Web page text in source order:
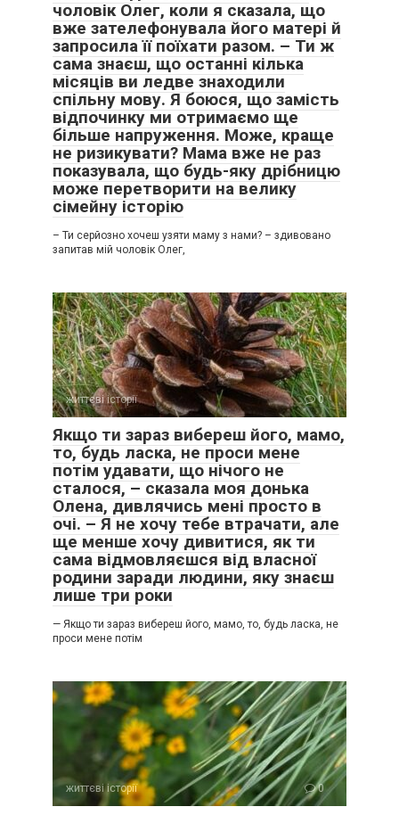
чоловік Олег, коли я сказала, що
вже зателефонувала його матері й
запросила її поїхати разом. – Ти ж
сама знаєш, що останні кілька
місяців ви ледве знаходили
спільну мову. Я боюся, що замість
відпочинку ми отримаємо ще
більше напруження. Може, краще
не ризикувати? Мама вже не раз
показувала, що будь-яку дрібницю
може перетворити на велику
сімейну історію
– Ти серйозно хочеш узяти маму з нами? – здивовано
запитав мій чоловік Олег,
життєві історії 0
Якщо ти зараз вибереш його, мамо,
то, будь ласка, не проси мене
потім удавати, що нічого не
сталося, – сказала моя донька
Олена, дивлячись мені просто в
очі. – Я не хочу тебе втрачати, але
ще менше хочу дивитися, як ти
сама відмовляєшся від власної
родини заради людини, яку знаєш
лише три роки
— Якщо ти зараз вибереш його, мамо, то, будь ласка, не
проси мене потім
життєві історії 0